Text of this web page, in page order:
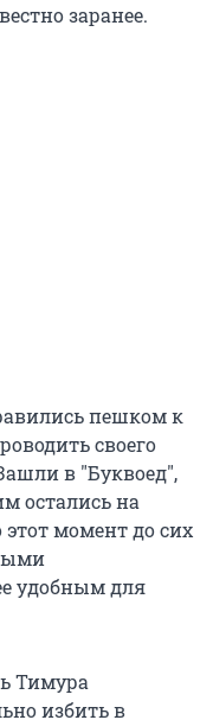
заранее.
пешком к
своего
в "Буквоед",
остались на
момент до сих
удобным для
Тимура
избить в